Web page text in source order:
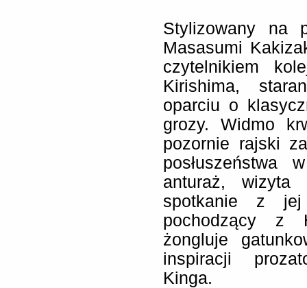
Stylizowany na
Masasumi
czytelnikiem
Kirishima,
oparciu o
grozy. Widmo
pozornie rajski
posłuszeństwa
anturaż, wizyta
spotkanie z jej
pochodzący z
żongluje
inspiracji
Kinga.